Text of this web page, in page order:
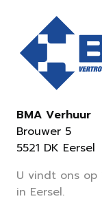
BMA Verhuur
Brouwer 5
5521 DK Eersel
U vindt ons op
in Eersel.